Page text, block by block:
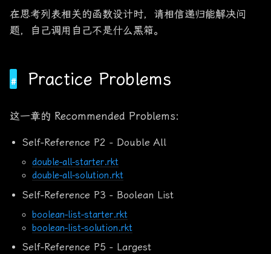
在思考列表相关的函数设计时，请相信递归能解决问
题，自己调用自己不是什么黑箱。
Practice Problems
这一章的 Recommended Problems:
Self-Reference P2 - Double All
double-all-starter.rkt
double-all-solution.rkt
Self-Reference P3 - Boolean List
boolean-list-starter.rkt
boolean-list-solution.rkt
Self-Reference P5 - Largest